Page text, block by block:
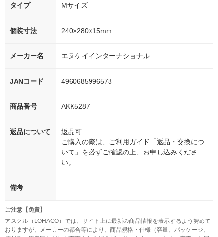
タイプ Mサイズ
個装寸法 240×280×15mm
メーカー名 エヌケイインターナショナル
JANコード 4960685996578
商品番号 AKK5287
返品について
返品可
ご購入の際は、ご利用ガイド「返品・交換につ
いて」を必ずご確認の上、お申し込みくださ
い。
備考
ご注意【免責】
アスクル（LOHACO）では、サイト上に最新の商品情報を表示するよう努めて
おりますが、メーカーの都合等により、商品規格・仕様（容量、パッケージ、